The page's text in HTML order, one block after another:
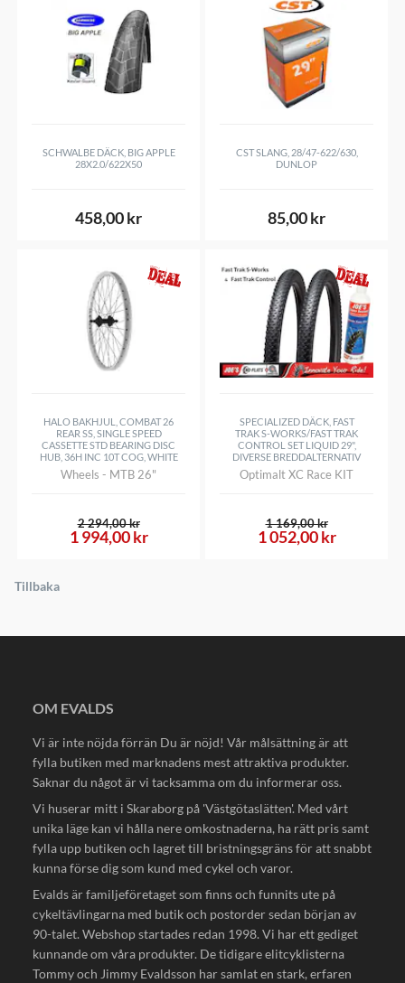
the trails for years to come with your M 1900 SPLINE.
Disciplin
25 mm (inner), 30 mm (ytter)
DT ProLock Squorx ProHead alu
Navstorlek, Bak
12x148mm
SRAM XD MTB Alu/Steel (ASSRAM), 3
Disc Center Lock
Anpassad för
Liquid/Vätska
SCHWALBE DÄCK, BIG APPLE
28X2.0/622X50
458,00 kr
CST SLANG, 28/47-622/630,
DUNLOP
85,00 kr
HALO BAKHJUL, COMBAT 26
REAR SS, SINGLE SPEED
CASSETTE STD BEARING DISC
HUB, 36H INC 10T COG, WHITE
Wheels - MTB 26"
1 994,00 kr
2 294,00 kr
SPECIALIZED DÄCK, FAST
TRAK S-WORKS/FAST TRAK
CONTROL SET LIQUID 29",
DIVERSE BREDDALTERNATIV
Optimalt XC Race KIT
1 052,00 kr
1 169,00 kr
Tillbaka
OM EVALDS
Vi är inte nöjda förrän Du är nöjd! Vår målsättning är att
fylla butiken med marknadens mest attraktiva produkter.
Saknar du något är vi tacksamma om du informerar oss.
Vi huserar mitt i Skaraborg på 'Västgötaslätten'. Med vårt
unika läge kan vi hålla nere omkostnaderna, ha rätt pris samt
fylla upp butiken och lagret till bristningsgräns för att snabbt
kunna förse dig som kund med cykel och varor.
Evalds är familjeföretaget som finns och funnits ute på
cykeltävlingarna med butik och postorder sedan början av
90-talet. Webshop startades redan 1998. Vi har ett gediget
kunnande om våra produkter. De tidigare elitcyklisterna
Tommy och Jimmy Evaldsson har samlat en stark, erfaren